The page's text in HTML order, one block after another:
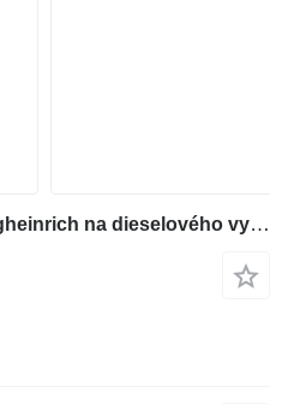
Hydraulický joystick Jungheinrich na dieselového vysokozdvižného vozíka